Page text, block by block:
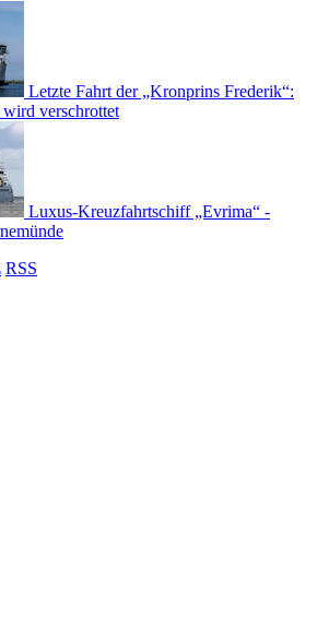
Letzte Fahrt der „Kronprins Frederik“:
wird verschrottet
Luxus-Kreuzfahrtschiff „Evrima“ -
RSS